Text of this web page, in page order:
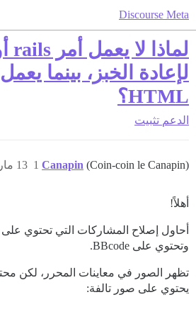
Discourse Meta
لإعادة الخبز، بينما
HTML؟
الدعم تثبيت
Canapin (Coin-coin le Canapin) 13 مارس 2022، 2:02م 1
أهلاً!
أحاول إصلاح المشاركات التي تحتوي على
وتحتوي على BBcode.
تظهر الصور في معاينات المحرر، لكن
يحتوي على صور تالفة: